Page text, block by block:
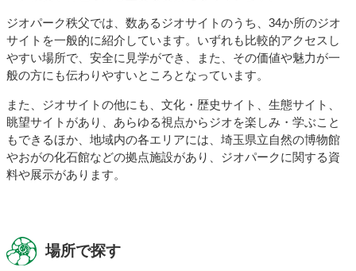
ジオパーク秩父では、数あるジオサイトのうち、34か所のジオ
サイトを一般的に紹介しています。いずれも比較的アクセスし
やすい場所で、安全に見学ができ、また、その価値や魅力が一
般の方にも伝わりやすいところとなっています。
また、ジオサイトの他にも、文化・歴史サイト、生態サイト、
眺望サイトがあり、あらゆる視点からジオを楽しみ・学ぶこと
もできるほか、地域内の各エリアには、埼玉県立自然の博物館
やおがの化石館などの拠点施設があり、ジオパークに関する資
料や展示があります。
場所で探す